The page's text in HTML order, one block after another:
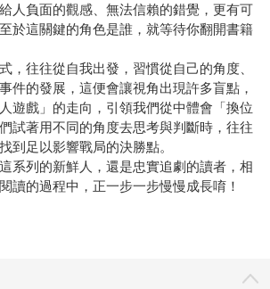
人負面的觀感、無法信賴的錯覺，更有可
於這關鍵的角色是誰，就等待你翻開書籍
，往往從自我出發，習慣從自己的角度、
件的發展，這便會讓視角出現許多盲點，
遊戲」的走向，引領我們從中體會「換位
試著用不同的角度去思考與判斷時，往往
到足以影響戰局的決勝點。
系列的新鮮人，還是忠實追劇的讀者，相
讀的過程中，正一步一步慢慢成長唷！